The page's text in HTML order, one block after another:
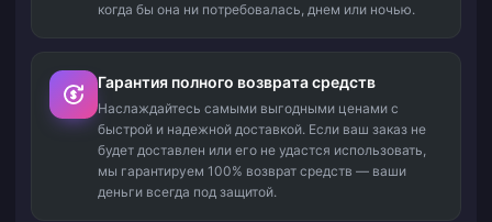
когда бы она ни потребовалась, днем или ночью.
Гарантия полного возврата средств
Наслаждайтесь самыми выгодными ценами с
быстрой и надежной доставкой. Если ваш заказ не
будет доставлен или его не удастся использовать,
мы гарантируем 100% возврат средств — ваши
деньги всегда под защитой.